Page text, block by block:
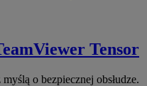
Tensor
o bezpiecznej obsłudze.